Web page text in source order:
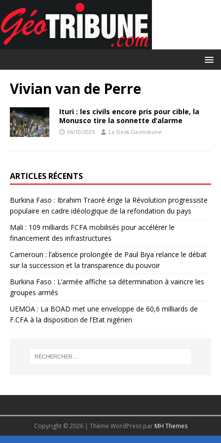
Vivian van de Perre
Ituri : les civils encore pris pour cible, la
Monusco tire la sonnette d’alarme
06/10/2025 Le Desk Geotribune
ARTICLES RÉCENTS
Burkina Faso : Ibrahim Traoré érige la Révolution progressiste
populaire en cadre idéologique de la refondation du pays
Mali : 109 milliards FCFA mobilisés pour accélérer le
financement des infrastructures
Cameroun : l’absence prolongée de Paul Biya relance le débat
sur la succession et la transparence du pouvoir
Burkina Faso : L’armée affiche sa détermination à vaincre les
groupes armés
UEMOA : La BOAD met une enveloppe de 60,6 milliards de
F.CFA à la disposition de l’Etat nigérien
Copyright © 2026 | Thème WordPress par MH Themes